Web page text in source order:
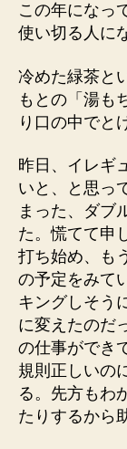
この年になっ
使い切る人に
冷めた緑茶と
もとの「湯も
り口の中でと
昨日、イレギ
いと、と思っ
まった、ダブ
た。慌てて申
打ち始め、も
の予定をみて
キングしそう
に変えたのだ
の仕事ができ
規則正しいの
る。先方もわ
たりするから